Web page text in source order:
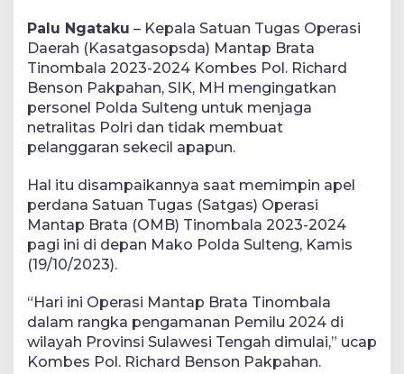
Palu Ngataku – Kepala Satuan Tugas Operasi
Daerah (Kasatgasopsda) Mantap Brata
Tinombala 2023-2024 Kombes Pol. Richard
Benson Pakpahan, SIK, MH mengingatkan
personel Polda Sulteng untuk menjaga
netralitas Polri dan tidak membuat
pelanggaran sekecil apapun.
Hal itu disampaikannya saat memimpin apel
perdana Satuan Tugas (Satgas) Operasi
Mantap Brata (OMB) Tinombala 2023-2024
pagi ini di depan Mako Polda Sulteng, Kamis
(19/10/2023).
“Hari ini Operasi Mantap Brata Tinombala
dalam rangka pengamanan Pemilu 2024 di
wilayah Provinsi Sulawesi Tengah dimulai,” ucap
Kombes Pol. Richard Benson Pakpahan.